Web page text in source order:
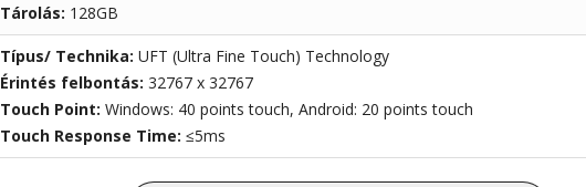
Tárolás: 128GB
Típus/ Technika: UFT (Ultra Fine Touch) Technology
Érintés felbontás: 32767 x 32767
Touch Point: Windows: 40 points touch, Android: 20 points touch
Touch Response Time: ≤5ms